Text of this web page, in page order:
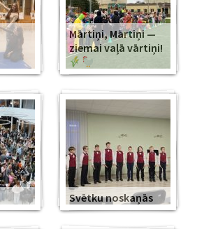
Mārtiņi, Mārtiņi —
ziemai vaļā vārtiņi!
Svētku noskaņās